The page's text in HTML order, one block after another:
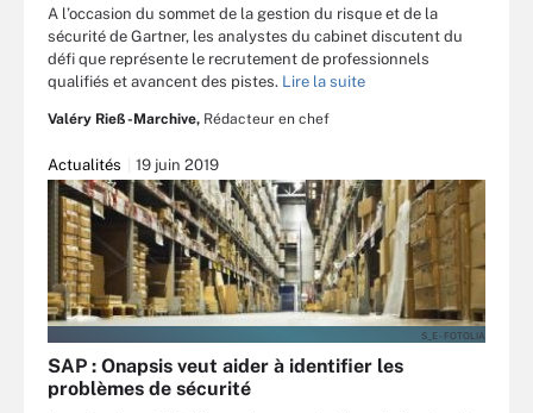
A l’occasion du sommet de la gestion du risque et de la
sécurité de Gartner, les analystes du cabinet discutent du
défi que représente le recrutement de professionnels
qualifiés et avancent des pistes. Lire la suite
Valéry Rieß-Marchive, Rédacteur en chef
Actualités 19 juin 2019
S_E - FOTOLIA
SAP : Onapsis veut aider à identifier les
problèmes de sécurité